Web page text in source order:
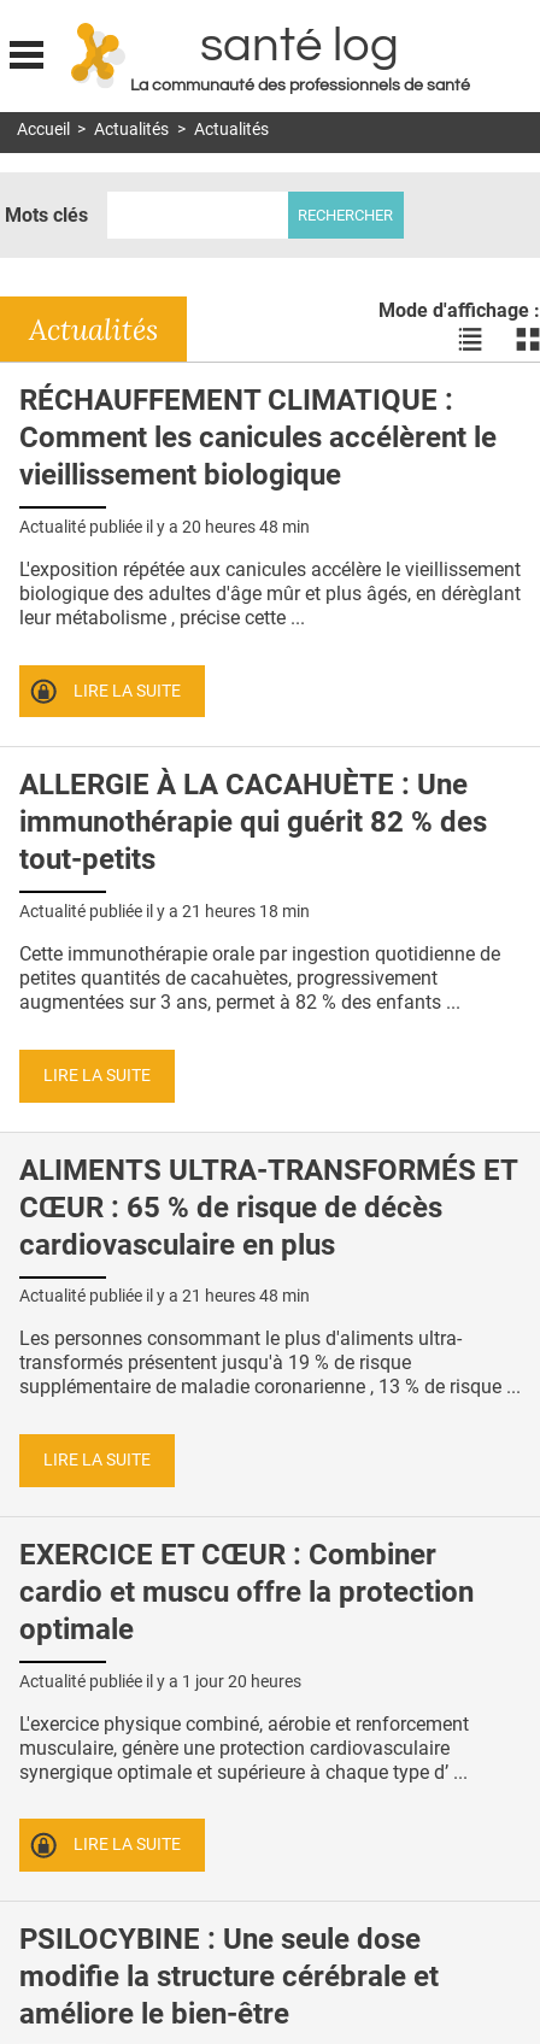
Jump to navigation
santé log
La communauté des professionnels de santé
MON COMPTE
DOSSIERS
RÉSEAUX
E-REVUE SAD
THÉMA
L'APP
PUBLICITÉ
CONTACT
Accueil > Actualités > Actualités
Mots clés
Mode d'affichage :
Voir
les
liste
les
Actualités
RÉCHAUFFEMENT CLIMATIQUE :
Comment les canicules accélèrent le
vieillissement biologique
Actualité publiée il y a 20 heures 48 min
L'exposition répétée aux canicules accélère le vieillissement
biologique des adultes d'âge mûr et plus âgés, en dérèglant
leur métabolisme , précise cette ...
LIRE LA SUITE
ALLERGIE À LA CACAHUÈTE : Une
immunothérapie qui guérit 82 % des
tout-petits
Actualité publiée il y a 21 heures 18 min
Cette immunothérapie orale par ingestion quotidienne de
petites quantités de cacahuètes, progressivement
augmentées sur 3 ans, permet à 82 % des enfants ...
LIRE LA SUITE
ALIMENTS ULTRA-TRANSFORMÉS ET
CŒUR : 65 % de risque de décès
cardiovasculaire en plus
Actualité publiée il y a 21 heures 48 min
Les personnes consommant le plus d'aliments ultra-
transformés présentent jusqu'à 19 % de risque
supplémentaire de maladie coronarienne , 13 % de risque ...
LIRE LA SUITE
EXERCICE ET CŒUR : Combiner
cardio et muscu offre la protection
optimale
Actualité publiée il y a 1 jour 20 heures
L'exercice physique combiné, aérobie et renforcement
musculaire, génère une protection cardiovasculaire
synergique optimale et supérieure à chaque type d’ ...
LIRE LA SUITE
PSILOCYBINE : Une seule dose
modifie la structure cérébrale et
améliore le bien-être